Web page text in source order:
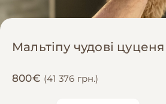
Мальтіпу чудові цуценя
800€ (41 376 грн.)